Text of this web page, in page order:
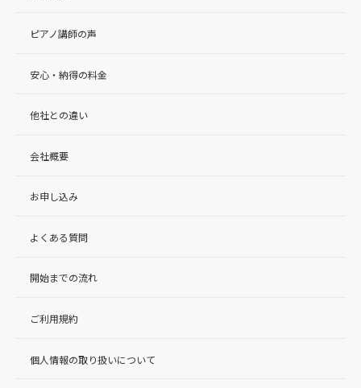
ピアノ講師の声
安心・納得の料金
他社との違い
会社概要
お申し込み
よくある質問
開始までの流れ
ご利用規約
個人情報の取り扱いについて